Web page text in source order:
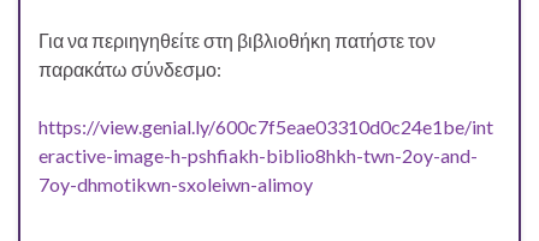
Για να περιηγηθείτε στη βιβλιοθήκη πατήστε τον
παρακάτω σύνδεσμο:
https://view.genial.ly/600c7f5eae03310d0c24e1be/int
eractive-image-h-pshfiakh-biblio8hkh-twn-2oy-and-
7oy-dhmotikwn-sxoleiwn-alimoy